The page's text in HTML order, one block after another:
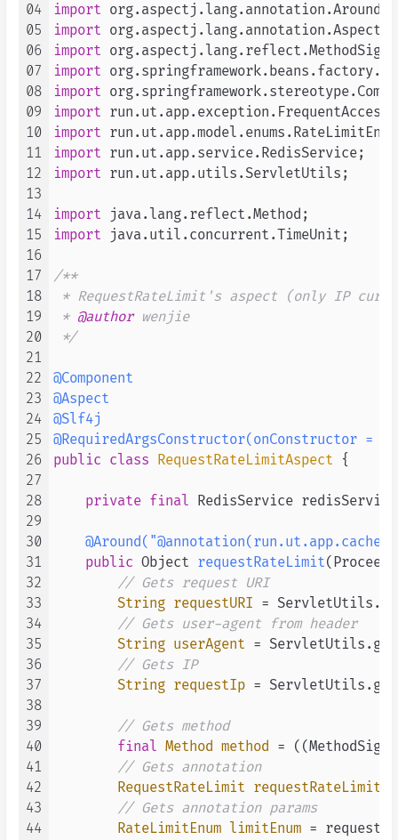
04
05
06
07
08
09
10
11
12
13
14
15
16
17
18
19
20
21
22
23
24
25
26
27
28
29
30
31
32
33
34
35
36
37
38
39
40
41
42
43
44
import
import
import
import
import
import
import
import
import run.ut.app.utils.ServletUtils;
import
import java.util.concurrent.TimeUnit;
/**
* RequestRateLimit's aspect (only IP
* @author wenjie
*/
@Component
@Aspect
@Slf4j
@RequiredArgsConstructor(onConstructor =
public class RequestRateLimitAspect {
private final RedisService
public Object requestRateLimit
// Gets request URI
String requestURI =
// Gets user-agent from header
String userAgent =
// Gets IP
String requestIp =
// Gets method
final Method method =
// Gets annotation
RequestRateLimit requestRateLimit
// Gets annotation params
RateLimitEnum
limitEnum =